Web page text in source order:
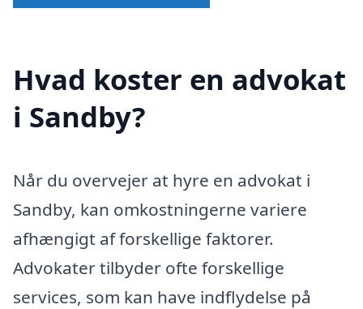
Hvad koster en advokat
i Sandby?
Når du overvejer at hyre en advokat i
Sandby, kan omkostningerne variere
afhængigt af forskellige faktorer.
Advokater tilbyder ofte forskellige
services, som kan have indflydelse på